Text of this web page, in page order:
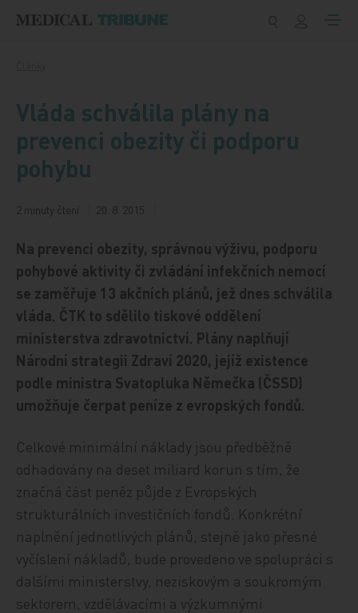
Vláda schválila plány na
prevenci obezity či podporu
pohybu
2 minuty čtení 20. 8. 2015
Na prevenci obezity, správnou výživu, podporu
pohybové aktivity či zvládání infekčních nemocí
se zaměřuje 13 akčních plánů, jež dnes schválila
vláda. ČTK to sdělilo tiskové oddělení
ministerstva zdravotnictví. Plány naplňují
Národní strategii Zdraví 2020, jejíž existence
podle ministra Svatopluka Němečka (ČSSD)
umožňuje čerpat peníze z evropských fondů.
Celkové minimální náklady jsou předběžně
odhadovány na deset miliard korun s tím, že
značná část peněz půjde z Evropských
strukturálních investičních fondů. Konkrétní
naplnění jednotlivých plánů, stejně jako přesné
vyčíslení nákladů, bude provedeno ve spolupráci s
dalšími ministerstvy, neziskovým a soukromým
sektorem, vzdělávacími a výzkumnými